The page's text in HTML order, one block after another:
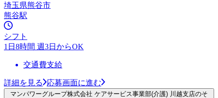
埼玉県熊谷市
熊谷駅
シフト
1日8時間 週3日からOK
交通費支給
詳細を見る 応募画面に進む
マンパワーグループ株式会社 ケアサービス事業部(介護) 川越支店のそ